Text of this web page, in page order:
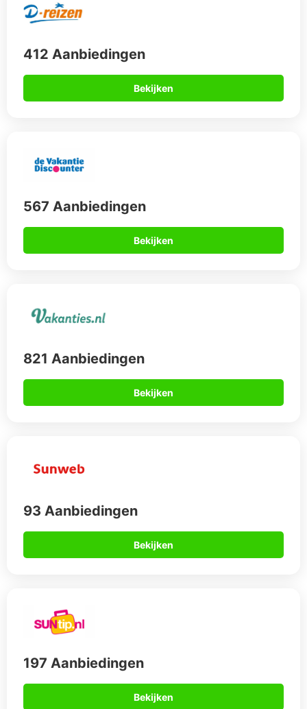
412 Aanbiedingen
Bekijken
567 Aanbiedingen
Bekijken
821 Aanbiedingen
Bekijken
93 Aanbiedingen
Bekijken
197 Aanbiedingen
Bekijken